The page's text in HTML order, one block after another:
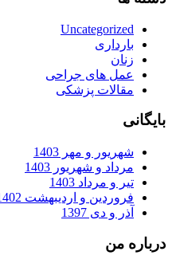
Uncategorized
بارداری
زنان
عمل های جراحی
مقالات پزشکی
بایگانی
شهریور و مهر 1403
مرداد و شهریور 1403
تیر و مرداد 1403
فروردین و اردیبهشت 1402
آذر و دی 1397
درباره من